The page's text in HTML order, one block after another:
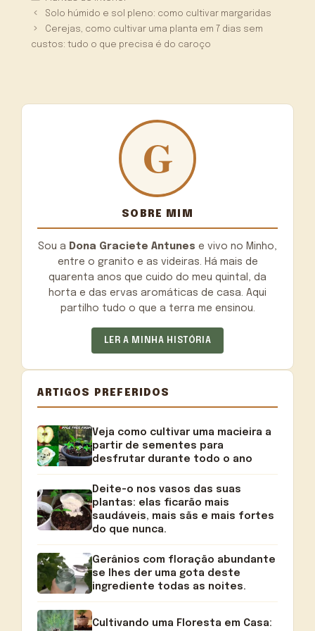
Solo húmido e sol pleno: como cultivar margaridas
Cerejas, como cultivar uma planta em 7 dias sem
custos: tudo o que precisa é do caroço
SOBRE MIM
Sou a Dona Graciete Antunes e vivo no Minho,
entre o granito e as videiras. Há mais de
quarenta anos que cuido do meu quintal, da
horta e das ervas aromáticas de casa. Aqui
partilho tudo o que a terra me ensinou.
LER A MINHA HISTÓRIA
ARTIGOS PREFERIDOS
Veja como cultivar uma macieira a
partir de sementes para
desfrutar durante todo o ano
Deite-o nos vasos das suas
plantas: elas ficarão mais
saudáveis, mais sãs e mais fortes
do que nunca.
Gerânios com floração abundante
se lhes der uma gota deste
ingrediente todas as noites.
Cultivando uma Floresta em Casa: